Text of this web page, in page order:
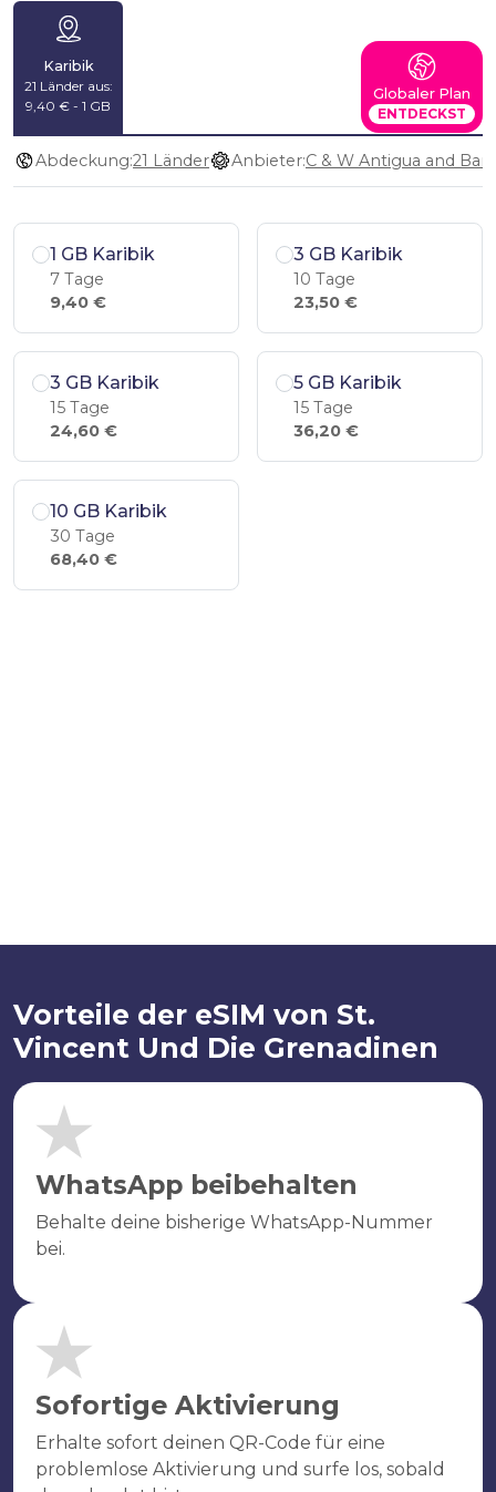
Karibik
21 Länder aus:
9,40 € - 1 GB
Globaler Plan
ENTDECKST
Abdeckung:21 Länder Anbieter:
1 GB Karibik
7 Tage
9,40 €
3 GB Karibik
10 Tage
23,50 €
3 GB Karibik
15 Tage
24,60 €
5 GB Karibik
15 Tage
36,20 €
10 GB Karibik
30 Tage
68,40 €
Vorteile der eSIM von St.
Vincent Und Die Grenadinen
WhatsApp beibehalten
Behalte deine bisherige WhatsApp-Nummer
bei.
Sofortige Aktivierung
Erhalte sofort deinen QR-Code für eine
problemlose Aktivierung und surfe los, sobald